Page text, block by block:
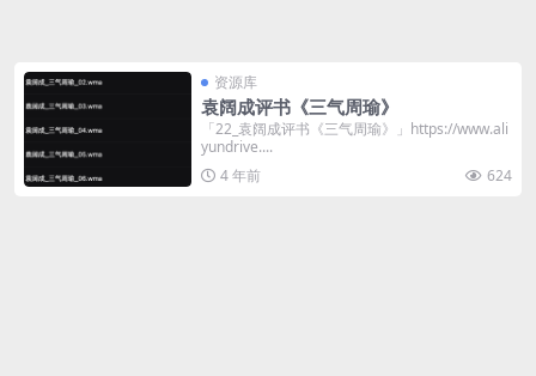
资源库
袁阔成评书《三气周瑜》
「22_袁阔成评书《三气周瑜》」https://www.ali
yundrive....
4 年前
624